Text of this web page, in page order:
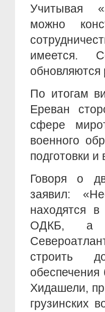
Учитывая
можно
имеется.
обновляются
По итогам
Ереван
сфере
военного
подготовки
Говоря о
заявил:
находятся
ОДКБ, а
строить
Хидашели,
грузинских